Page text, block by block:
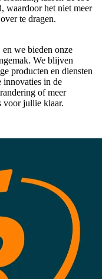
waardoor het niet meer
te dragen.
we bieden onze
We blijven
producten en diensten
innovaties in de
of meer
voor jullie klaar.